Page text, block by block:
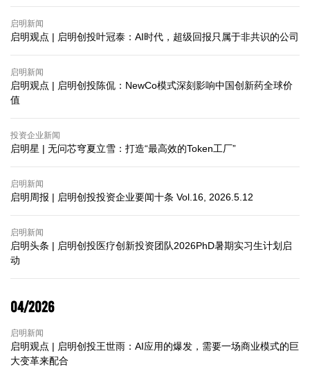
启明新闻
启明观点 | 启明创投叶冠泰：AI时代，超级回报只属于非共识的公司
启明新闻
启明观点 | 启明创投陈侃：NewCo模式深刻影响中国创新药全球价
值
投资企业新闻
启明星 | 无问芯穹夏立雪：打造“最高效的Token工厂”
启明新闻
启明周报 | 启明创投投资企业要闻十条 Vol.16, 2026.5.12
启明新闻
启明头条 | 启明创投医疗创新投资团队2026PhD暑期实习生计划启
动
04/2026
启明新闻
启明观点 | 启明创投王世雨：AI应用的爆发，需要一场商业模式的巨
大变革来配合